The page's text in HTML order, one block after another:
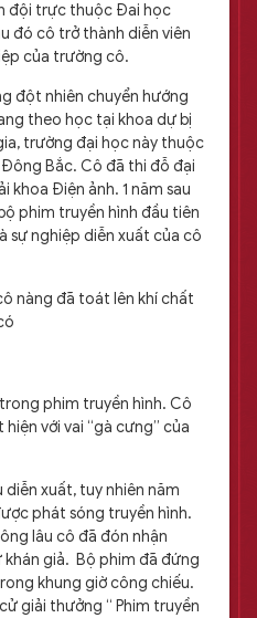
đội trực thuộc Đai học
đó cô trở thành diễn viên
của trường cô.
đột nhiên chuyển hướng
theo học tại khoa dự bị
trường đại học này thuộc
Bắc. Cô đã thi đỗ đại
khoa Điện ảnh. 1 năm sau
phim truyền hình đầu tiên
sự nghiệp diễn xuất của cô
nàng đã toát lên khí chất
phim truyền hình. Cô
với vai “gà cưng” của
diễn xuất, tuy nhiên năm
phát sóng truyền hình.
lâu cô đã đón nhận
giả. Bộ phim đã đứng
khung giờ công chiếu.
giải thưởng “ Phim truyền